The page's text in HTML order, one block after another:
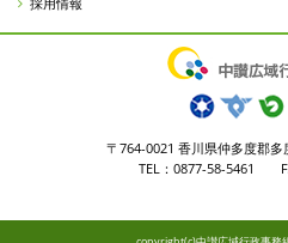
〒764-0021 香川県仲多度郡
TEL：0877-58-5461